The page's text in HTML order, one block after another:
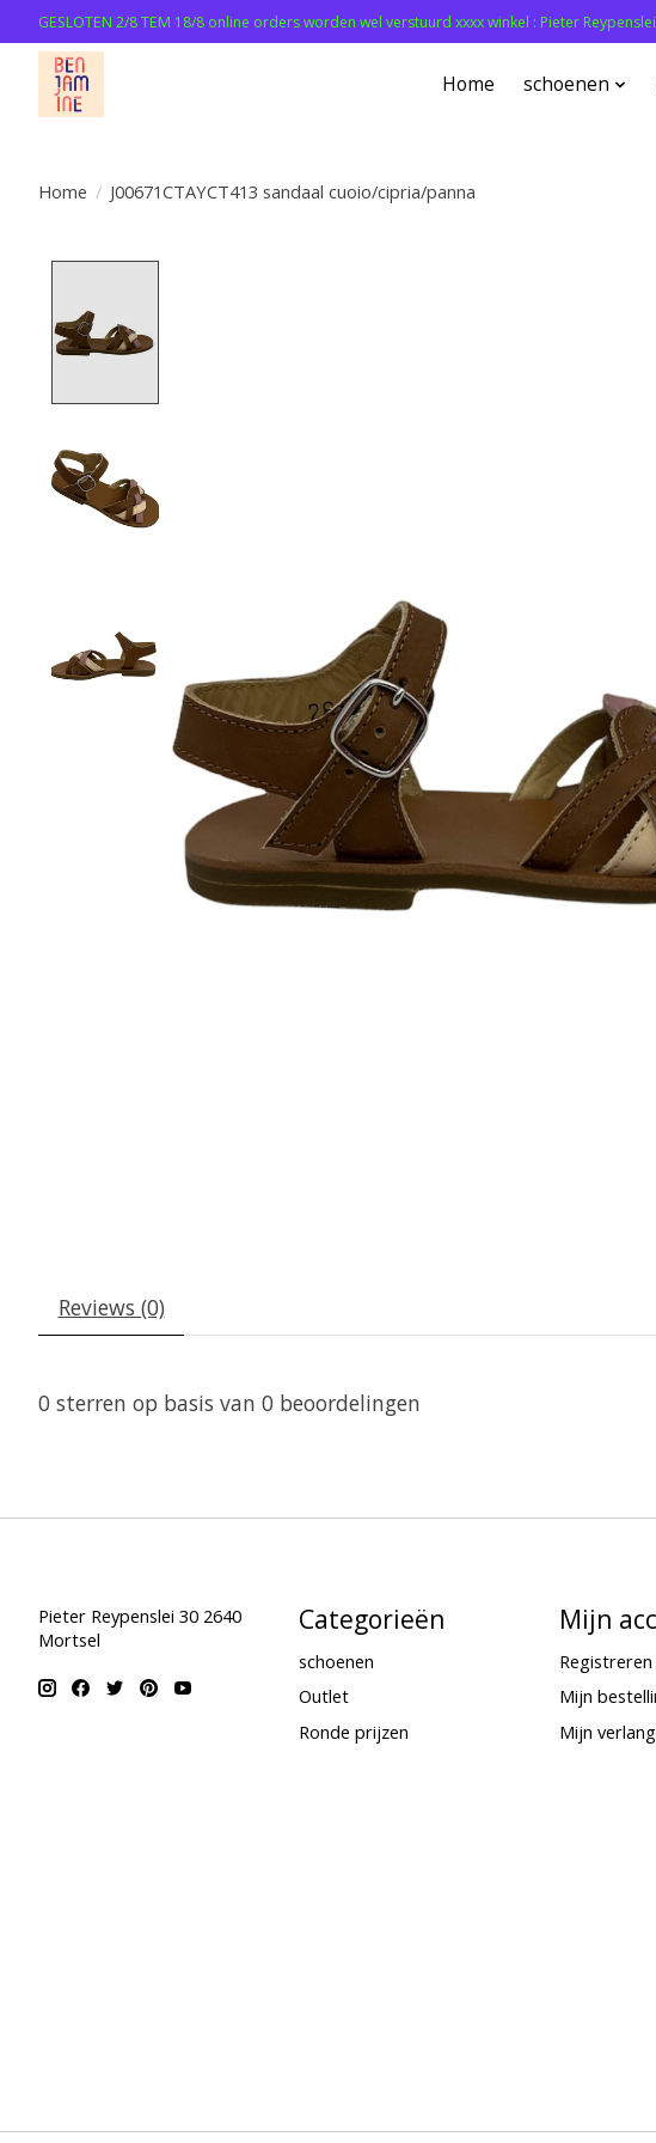
GESLOTEN 2/8 TEM 18/8 online orders worden wel verstuurd xxxx winkel : Pieter
Home schoenen
Home / J00671CTAYCT413 sandaal cuoio/cipria/panna
Reviews (0)
0 sterren op basis van 0 beoordelingen
Pieter Reypenslei 30 2640
Mortsel
Categorieën
schoenen
Outlet
Ronde prijzen
Mijn
Registreren
Mijn
Mijn